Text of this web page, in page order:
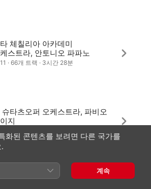
체칠리아 아카데미
스트라, 안토니오 파파노
· 66개 트랙 · 3시간 28분
슈타츠오퍼 오케스트라, 파비오
지
화된 콘텐츠를 보려면 다른 국가를
계속